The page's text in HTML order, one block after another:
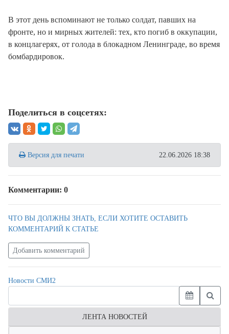
В этот день вспоминают не только солдат, павших на
фронте, но и мирных жителей: тех, кто погиб в оккупации,
в концлагерях, от голода в блокадном Ленинграде, во время
бомбардировок.
Поделиться в соцсетях:
Версия для печати 22.06.2026 18:38
Комментарии: 0
ЧТО ВЫ ДОЛЖНЫ ЗНАТЬ, ЕСЛИ ХОТИТЕ ОСТАВИТЬ
КОММЕНТАРИЙ К СТАТЬЕ
Добавить комментарий
Новости СМИ2
ЛЕНТА НОВОСТЕЙ